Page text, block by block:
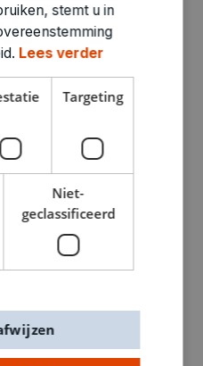
stemt u in
Lees verder
Targeting
Niet-
geclassificeerd